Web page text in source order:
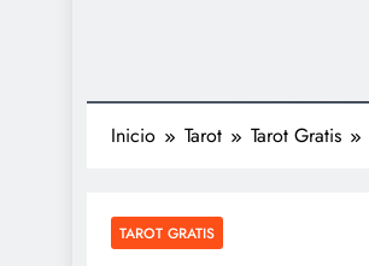
Inicio Tarot Tarot Gratis
TAROT GRATIS